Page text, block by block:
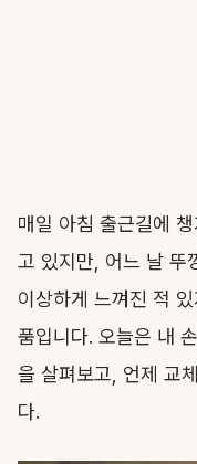
매일 아침 출근길에
고 있지만, 어느 날 뚜
이상하게 느껴진 적
품입니다. 오늘은 내
을 살펴보고, 언제 교
다.